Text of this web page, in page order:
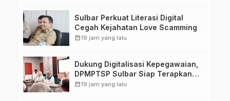
Sulbar Perkuat Literasi Digital
Cegah Kejahatan Love Scamming
calendar_month19 jam yang lalu
Dukung Digitalisasi Kepegawaian,
DPMPTSP Sulbar Siap Terapkan
Aplikasi FLEKSI ASN
calendar_month19 jam yang lalu